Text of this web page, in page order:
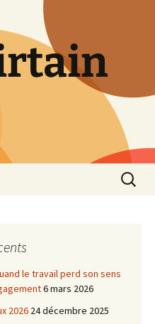
le travail perd son sens
6 mars 2026
2026 24 décembre 2025